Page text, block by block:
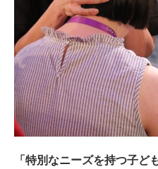
「特別なニーズを持つ子